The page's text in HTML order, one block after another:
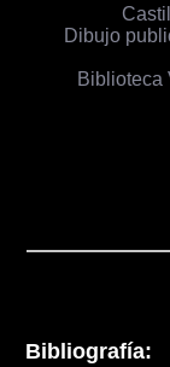
Dibujo
Biblioteca
Bibliografía: